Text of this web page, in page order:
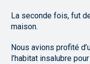
La seconde fois, fut
maison.
Nous avions profité
l’habitat insalubre